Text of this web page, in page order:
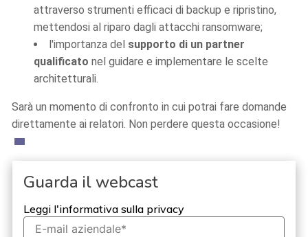
attraverso strumenti efficaci di backup e ripristino,
mettendosi al riparo dagli attacchi ransomware;
l'importanza del supporto di un partner
qualificato nel guidare e implementare le scelte
architetturali.
Sarà un momento di confronto in cui potrai fare domande
direttamente ai relatori. Non perdere questa occasione!
Guarda il webcast
Leggi l'informativa sulla privacy